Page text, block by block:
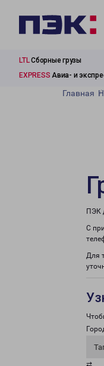
LTLСборные грузы
EXPRESS Авиа- и
Главная
ПЭК
С
Для
⇄